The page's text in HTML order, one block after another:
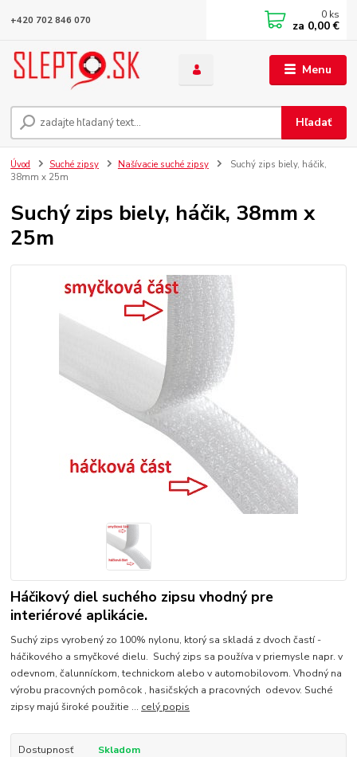
Menu
Hľadať
+420 702 846 070 0 ks
za 0,00 €
Úvod Suché zipsy Našívacie suché zipsy
Suchý zips biely, háčik,
38mm x 25m
Suchý zips biely, háčik, 38mm x
25m
Háčikový diel suchého zipsu vhodný pre
interiérové aplikácie.
Suchý zips vyrobený zo 100% nylonu, ktorý sa skladá z dvoch častí -
háčikového a smyčkové dielu. Suchý zips sa používa v priemysle napr. v
odevnom, čalunníckom, technickom alebo v automobilovom. Vhodný na
výrobu pracovných pomôcok , hasičských a pracovných odevov. Suché
zipsy majú široké použitie ... celý popis
Dostupnosť
Skladom